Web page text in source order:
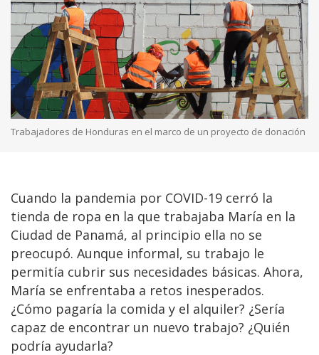
Trabajadores de Honduras en el marco de un proyecto de donación
Cuando la pandemia por COVID-19 cerró la
tienda de ropa en la que trabajaba María en la
Ciudad de Panamá, al principio ella no se
preocupó. Aunque informal, su trabajo le
permitía cubrir sus necesidades básicas. Ahora,
María se enfrentaba a retos inesperados.
¿Cómo pagaría la comida y el alquiler? ¿Sería
capaz de encontrar un nuevo trabajo? ¿Quién
podría ayudarla?